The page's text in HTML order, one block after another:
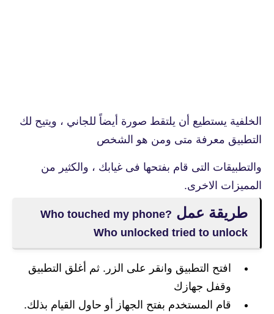
الخلفية يستطيع أن يلتقط صورة أيضاً للجاني ، ويتيح لك
التطبيق معرفة متى ومن هو الشخص
والتطبيقات التى قام بفتحها فى غيابك ، والكثير من
المميزات الاخرى.
طريقة عمل Who touched my phone?
Who unlocked tried to unlock‏
افتح التطبيق وانقر على الزر. ثم أغلق التطبيق
وقفل جهازك
قام المستخدم بفتح الجهاز أو حاول القيام بذلك.